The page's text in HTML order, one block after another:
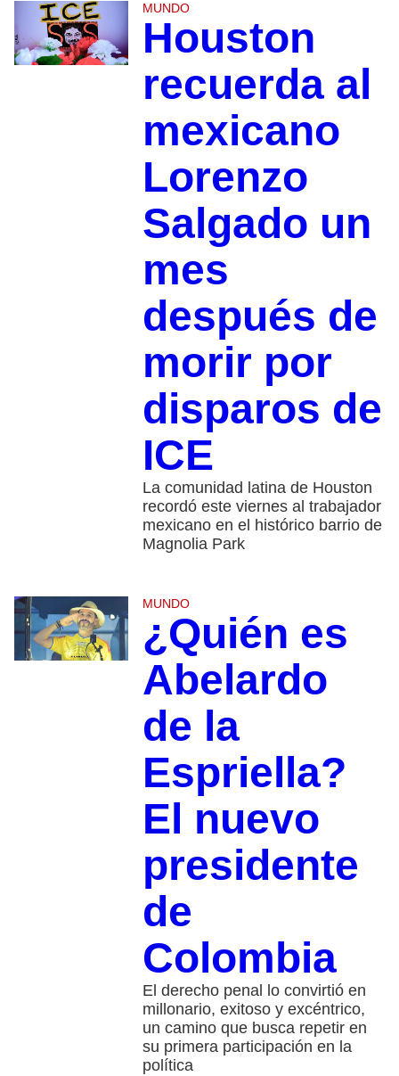
MUNDO
Houston
recuerda al
mexicano
Lorenzo
Salgado un
mes
después de
morir por
disparos de
ICE
La comunidad latina de Houston
recordó este viernes al trabajador
mexicano en el histórico barrio de
Magnolia Park
MUNDO
¿Quién es
Abelardo
de la
Espriella?
El nuevo
presidente
de
Colombia
El derecho penal lo convirtió en
millonario, exitoso y excéntrico,
un camino que busca repetir en
su primera participación en la
política